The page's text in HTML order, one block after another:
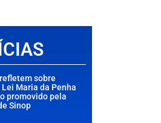
sobre
Maria da Penha
promovido pela
Sinop